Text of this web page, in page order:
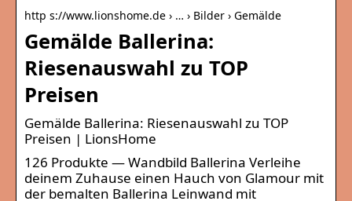
http s://www.lionshome.de › … › Bilder › Gemälde
Gemälde Ballerina:
Riesenauswahl zu TOP
Preisen
Gemälde Ballerina: Riesenauswahl zu TOP
Preisen | LionsHome
126 Produkte — Wandbild Ballerina Verleihe
deinem Zuhause einen Hauch von Glamour mit
der bemalten Ballerina Leinwand mit